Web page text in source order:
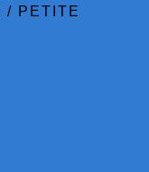
/ PETITE